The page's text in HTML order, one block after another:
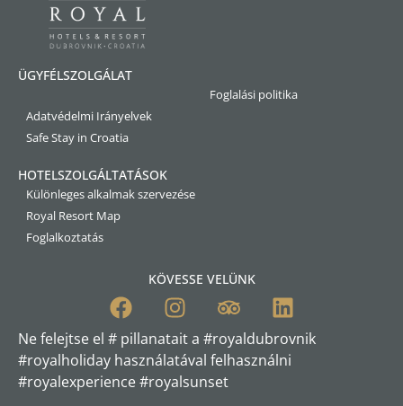
ÜGYFÉLSZOLGÁLAT
Foglalási politika
Adatvédelmi Irányelvek
Safe Stay in Croatia
HOTELSZOLGÁLTATÁSOK
Különleges alkalmak szervezése
Royal Resort Map
Foglalkoztatás
KÖVESSE VELÜNK
Ne felejtse el # pillanatait a #royaldubrovnik
#royalholiday használatával felhasználni
#royalexperience #royalsunset